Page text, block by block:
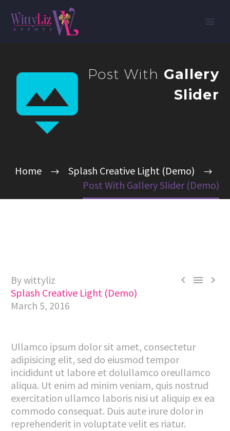

 Post With Gallery
Slider
Home
Splash Creative Light (Demo)
Post With Gallery Slider (Demo)
  
By wittyliz
Splash Creative Light (Demo)
March 5, 2016
Ullamco ipsum dolor sit amet, consectetur
adipisicing elit, sed do eiusmod tempor
incididunt ut labore et dolullamco oreullamco
aliqua. Ut enim ad minim veniam, quis nostrud
exercitation ullamco laboris nisi ut aliquip ex ea
commodo consequat. Duis aute irure dolor in
reprehenderit in voluptate velit es riatur.